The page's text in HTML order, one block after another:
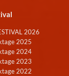
2026
2025
2024
2023
2022